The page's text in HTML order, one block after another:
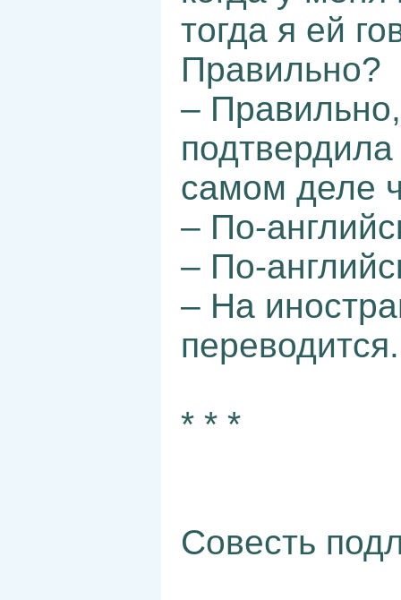
тогда я ей
Правильно?
–
самом деле
– По-
– По-
– На
переводится.
* * *
Совесть